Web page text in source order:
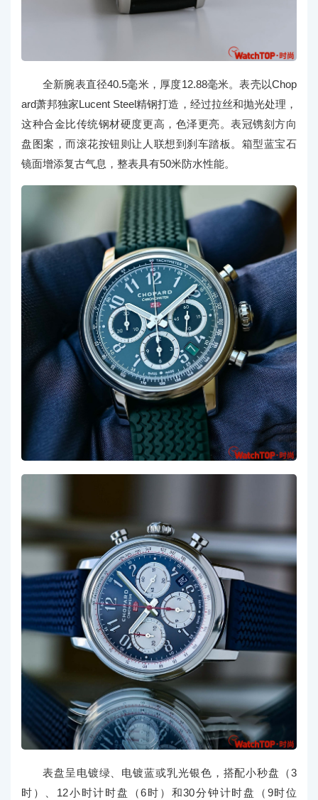
全新腕表直径40.5毫米，厚度12.88毫米。表壳以Chop
ard萧邦独家Lucent Steel精钢打造，经过拉丝和抛光处理，
这种合金比传统钢材硬度更高，色泽更亮。表冠镌刻方向
盘图案，而滚花按钮则让人联想到刹车踏板。箱型蓝宝石
镜面增添复古气息，整表具有50米防水性能。
表盘呈电镀绿、电镀蓝或乳光银色，搭配小秒盘（3
时）、12小时计时盘（6时）和30分钟计时盘（9时位